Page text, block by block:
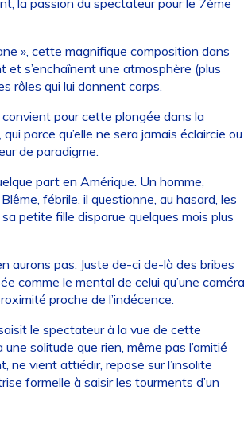
la passion du spectateur pour le 7ème
», cette magnifique composition dans
et s’enchaînent une atmosphère (plus
rôles qui lui donnent corps.
pour cette plongée dans la
qui parce qu’elle ne sera jamais éclaircie ou
de paradigme.
part en Amérique. Un homme,
fébrile, il questionne, au hasard, les
petite fille disparue quelques mois plus
aurons pas. Juste de-ci de-là des bribes
comme le mental de celui qu’une caméra
proche de l’indécence.
le spectateur à la vue de cette
solitude que rien, même pas l’amitié
ne vient attiédir, repose sur l’insolite
formelle à saisir les tourments d’un